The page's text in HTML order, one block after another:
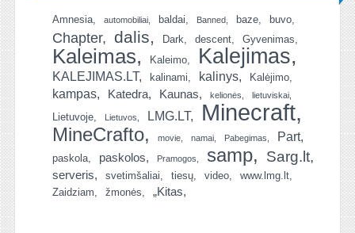
Amnesia automobiliai baldai Banned baze buvo
Chapter dalis Dark descent Gyvenimas
Kaleimas Kaleimo Kalejimas
KALEJIMAS.LT kalinami kalinys Kalėjimo
kampas Katedra Kaunas kelionės lietuviskai
Lietuvoje Lietuvos LMG.LT Minecraft
MineCrafto movie namai Pabegimas Part
paskola paskolos Pramogos samp Sarg.lt
serveris svetimšaliai tiesų video
www.lmg.lt
Zaidziam
žmonės „Kitas